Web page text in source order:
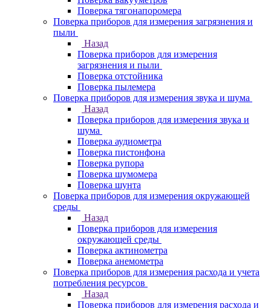
Поверка тягонапоромера
Поверка приборов для измерения загрязнения и
пыли
Назад
Поверка приборов для измерения
загрязнения и пыли
Поверка отстойника
Поверка пылемера
Поверка приборов для измерения звука и шума
Назад
Поверка приборов для измерения звука и
шума
Поверка аудиометра
Поверка пистонфона
Поверка рупора
Поверка шумомера
Поверка шунта
Поверка приборов для измерения окружающей
среды
Назад
Поверка приборов для измерения
окружающей среды
Поверка актинометра
Поверка анемометра
Поверка приборов для измерения расхода и учета
потребления ресурсов
Назад
Поверка приборов для измерения расхода и